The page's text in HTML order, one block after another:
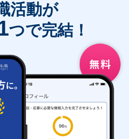
活動が
つで完結！